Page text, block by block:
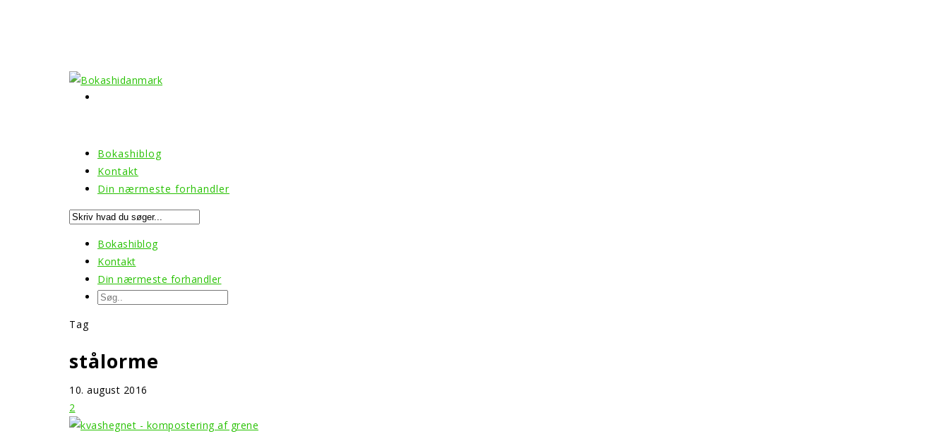
Bokashiblog
Kontakt
Din nærmeste forhandler
Bokashiblog
Kontakt
Din nærmeste forhandler
Tag
stålorme
10. august 2016
2